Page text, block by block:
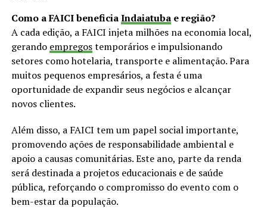
Como a FAICI beneficiaIndaiatubae região?
A cada edição, a FAICI injeta milhões na economia local,
gerando empregostemporários e impulsionando
setores como hotelaria, transporte e alimentação. Para
muitos pequenos empresários, a festa é uma
oportunidade de expandir seus negócios e alcançar
novos clientes.
Além disso, a FAICI tem um papel social importante,
promovendo ações de responsabilidade ambiental e
apoio a causas comunitárias. Este ano, parte da renda
será destinada a projetos educacionais e de saúde
pública, reforçando o compromisso do evento com o
bem-estar da população.